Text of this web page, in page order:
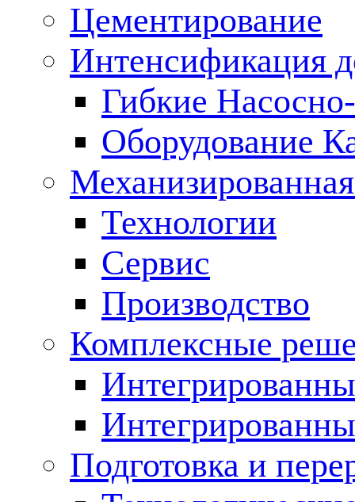
Цементирование
Интенсификация
Гибкие
Оборудование
Технологии
Сервис
Производство
Комплексные
Подготовка и